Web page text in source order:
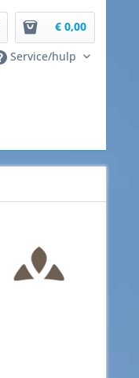
€ 0,00
Service/hulp